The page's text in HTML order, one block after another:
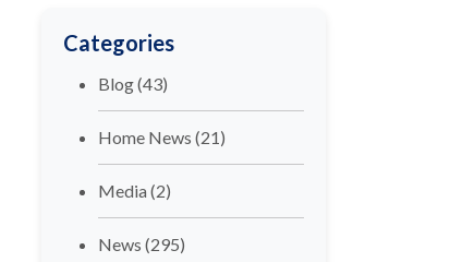
Categories
Blog(43)
Home News (21)
Media (2)
News (295)